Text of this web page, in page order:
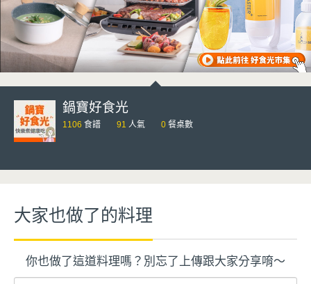
鍋寶好食光
1106 食譜 91 人氣 0 餐桌數
大家也做了的料理
你也做了這道料理嗎？別忘了上傳跟大家分享唷～